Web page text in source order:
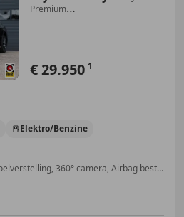
Premium
€ 29.950 1
Elektro/Benzine
Stoelventilatie, Elektrische stoelverstelling, 360° camera, Airbag bestuurder, Garantie, Inductieladen voor smartphones, Alarm, Verwarming zetels achter